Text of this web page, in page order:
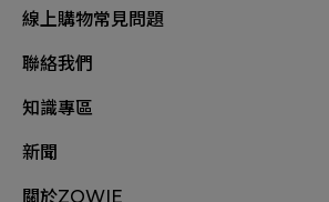
線上購物常見問題
聯絡我們
知識專區
新聞
關於ZOWIE